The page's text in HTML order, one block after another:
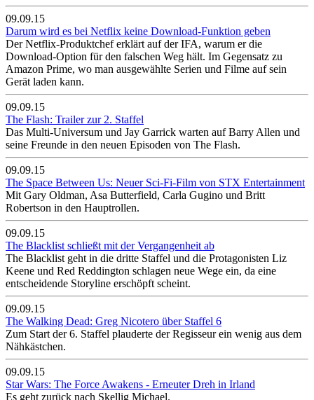
09.09.15
Darum wird es bei Netflix keine Download-Funktion geben
Der Netflix-Produktchef erklärt auf der IFA, warum er die
Download-Option für den falschen Weg hält. Im Gegensatz zu
Amazon Prime, wo man ausgewählte Serien und Filme auf sein
Gerät laden kann.
09.09.15
The Flash: Trailer zur 2. Staffel
Das Multi-Universum und Jay Garrick warten auf Barry Allen und
seine Freunde in den neuen Episoden von The Flash.
09.09.15
The Space Between Us: Neuer Sci-Fi-Film von STX Entertainment
Mit Gary Oldman, Asa Butterfield, Carla Gugino und Britt
Robertson in den Hauptrollen.
09.09.15
The Blacklist schließt mit der Vergangenheit ab
The Blacklist geht in die dritte Staffel und die Protagonisten Liz
Keene und Red Reddington schlagen neue Wege ein, da eine
entscheidende Storyline erschöpft scheint.
09.09.15
The Walking Dead: Greg Nicotero über Staffel 6
Zum Start der 6. Staffel plauderte der Regisseur ein wenig aus dem
Nähkästchen.
09.09.15
Star Wars: The Force Awakens - Erneuter Dreh in Irland
Es geht zurück nach Skellig Michael.